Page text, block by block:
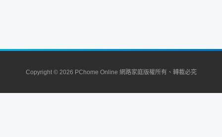
Copyright © 2026 PChome Online 網路家庭版權所有、轉載必究